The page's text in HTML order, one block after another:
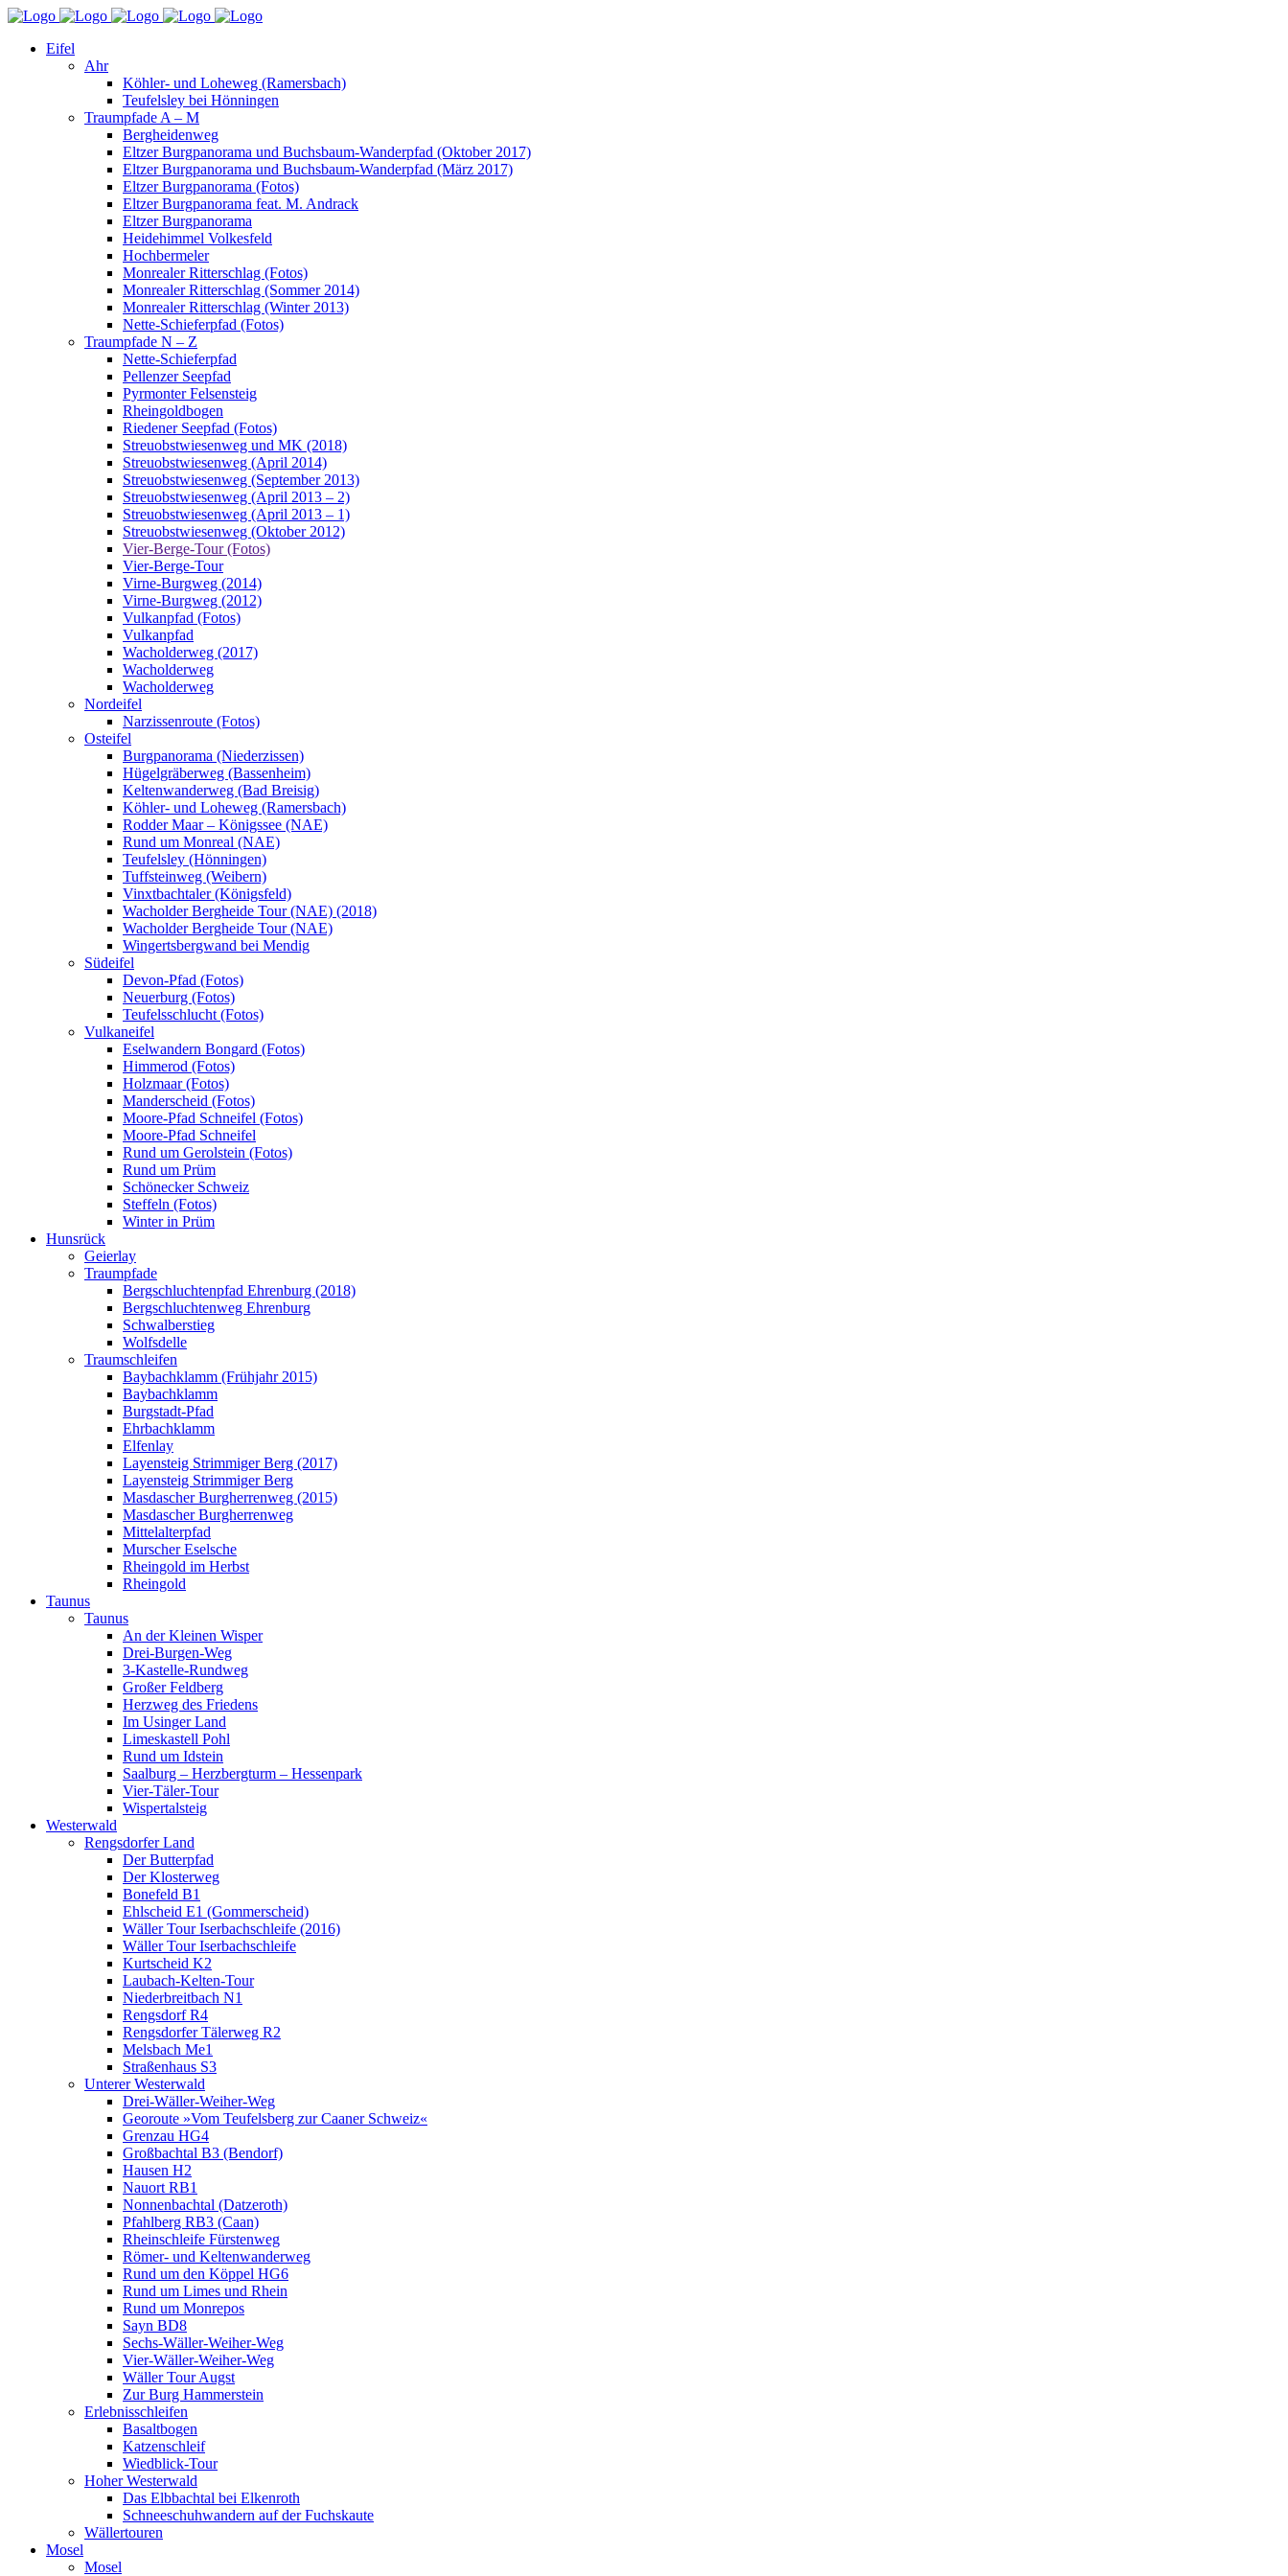
Eifel
Ahr
Köhler- und Loheweg (Ramersbach)
Teufelsley bei Hönningen
Traumpfade A – M
Bergheidenweg
Eltzer Burgpanorama und Buchsbaum-Wanderpfad (Oktober 2017)
Eltzer Burgpanorama und Buchsbaum-Wanderpfad (März 2017)
Eltzer Burgpanorama (Fotos)
Eltzer Burgpanorama feat. M. Andrack
Eltzer Burgpanorama
Heidehimmel Volkesfeld
Hochbermeler
Monrealer Ritterschlag (Fotos)
Monrealer Ritterschlag (Sommer 2014)
Monrealer Ritterschlag (Winter 2013)
Nette-Schieferpfad (Fotos)
Traumpfade N – Z
Nette-Schieferpfad
Pellenzer Seepfad
Pyrmonter Felsensteig
Rheingoldbogen
Riedener Seepfad (Fotos)
Streuobstwiesenweg und MK (2018)
Streuobstwiesenweg (April 2014)
Streuobstwiesenweg (September 2013)
Streuobstwiesenweg (April 2013 – 2)
Streuobstwiesenweg (April 2013 – 1)
Streuobstwiesenweg (Oktober 2012)
Vier-Berge-Tour (Fotos)
Vier-Berge-Tour
Virne-Burgweg (2014)
Virne-Burgweg (2012)
Vulkanpfad (Fotos)
Vulkanpfad
Wacholderweg (2017)
Wacholderweg
Wacholderweg
Nordeifel
Narzissenroute (Fotos)
Osteifel
Burgpanorama (Niederzissen)
Hügelgräberweg (Bassenheim)
Keltenwanderweg (Bad Breisig)
Köhler- und Loheweg (Ramersbach)
Rodder Maar – Königssee (NAE)
Rund um Monreal (NAE)
Teufelsley (Hönningen)
Tuffsteinweg (Weibern)
Vinxtbachtaler (Königsfeld)
Wacholder Bergheide Tour (NAE) (2018)
Wacholder Bergheide Tour (NAE)
Wingertsbergwand bei Mendig
Südeifel
Devon-Pfad (Fotos)
Neuerburg (Fotos)
Teufelsschlucht (Fotos)
Vulkaneifel
Eselwandern Bongard (Fotos)
Himmerod (Fotos)
Holzmaar (Fotos)
Manderscheid (Fotos)
Moore-Pfad Schneifel (Fotos)
Moore-Pfad Schneifel
Rund um Gerolstein (Fotos)
Rund um Prüm
Schönecker Schweiz
Steffeln (Fotos)
Winter in Prüm
Hunsrück
Geierlay
Traumpfade
Bergschluchtenpfad Ehrenburg (2018)
Bergschluchtenweg Ehrenburg
Schwalberstieg
Wolfsdelle
Traumschleifen
Baybachklamm (Frühjahr 2015)
Baybachklamm
Burgstadt-Pfad
Ehrbachklamm
Elfenlay
Layensteig Strimmiger Berg (2017)
Layensteig Strimmiger Berg
Masdascher Burgherrenweg (2015)
Masdascher Burgherrenweg
Mittelalterpfad
Murscher Eselsche
Rheingold im Herbst
Rheingold
Taunus
Taunus
An der Kleinen Wisper
Drei-Burgen-Weg
3-Kastelle-Rundweg
Großer Feldberg
Herzweg des Friedens
Im Usinger Land
Limeskastell Pohl
Rund um Idstein
Saalburg – Herzbergturm – Hessenpark
Vier-Täler-Tour
Wispertalsteig
Westerwald
Rengsdorfer Land
Der Butterpfad
Der Klosterweg
Bonefeld B1
Ehlscheid E1 (Gommerscheid)
Wäller Tour Iserbachschleife (2016)
Wäller Tour Iserbachschleife
Kurtscheid K2
Laubach-Kelten-Tour
Niederbreitbach N1
Rengsdorf R4
Rengsdorfer Tälerweg R2
Melsbach Me1
Straßenhaus S3
Unterer Westerwald
Drei-Wäller-Weiher-Weg
Georoute »Vom Teufelsberg zur Caaner Schweiz«
Grenzau HG4
Großbachtal B3 (Bendorf)
Hausen H2
Nauort RB1
Nonnenbachtal (Datzeroth)
Pfahlberg RB3 (Caan)
Rheinschleife Fürstenweg
Römer- und Keltenwanderweg
Rund um den Köppel HG6
Rund um Limes und Rhein
Rund um Monrepos
Sayn BD8
Sechs-Wäller-Weiher-Weg
Vier-Wäller-Weiher-Weg
Wäller Tour Augst
Zur Burg Hammerstein
Erlebnisschleifen
Basaltbogen
Katzenschleif
Wiedblick-Tour
Hoher Westerwald
Das Elbbachtal bei Elkenroth
Schneeschuhwandern auf der Fuchskaute
Wällertouren
Mosel
Mosel